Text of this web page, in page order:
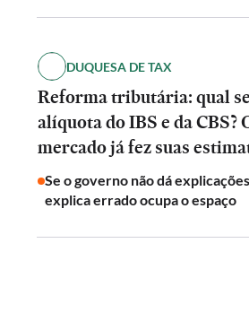
DUQUESA DE TAX
Reforma tributária: qual
alíquota do IBS e da CBS?
mercado já fez suas
Se o governo não dá
explica errado ocupa o espaço